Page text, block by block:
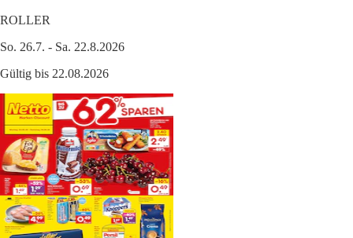
ROLLER
So. 26.7. - Sa. 22.8.2026
Gültig bis 22.08.2026